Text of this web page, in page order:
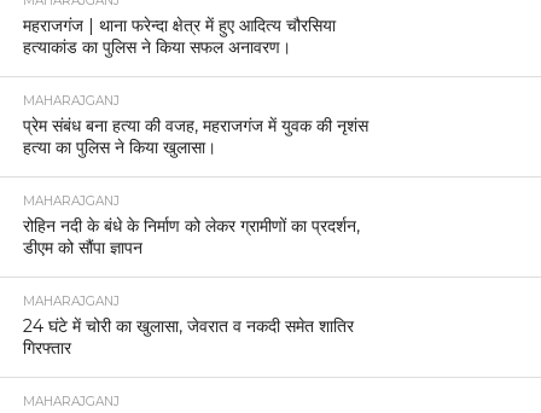
महराजगंज | थाना फरेन्दा क्षेत्र में हुए आदित्य चौरसिया
हत्याकांड का पुलिस ने किया सफल अनावरण।
MAHARAJGANJ
प्रेम संबंध बना हत्या की वजह, महराजगंज में युवक की नृशंस
हत्या का पुलिस ने किया खुलासा।
MAHARAJGANJ
रोहिन नदी के बंधे के निर्माण को लेकर ग्रामीणों का प्रदर्शन,
डीएम को सौंपा ज्ञापन
MAHARAJGANJ
24 घंटे में चोरी का खुलासा, जेवरात व नकदी समेत शातिर
गिरफ्तार
MAHARAJGANJ